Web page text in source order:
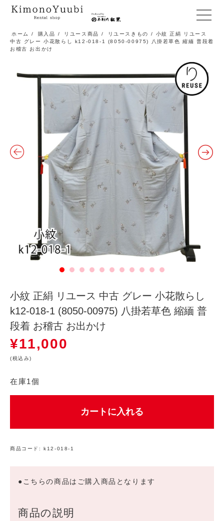
メ
ニ
ュ
開
閉
ホーム / 購入品 / リユース商品 / リユースきもの
/ 小紋 正絹 リユース
中古 グレー 小花散らし k12-018-1 (8050-00975) 八掛若草色 縮緬 普段着
お稽古 お出かけ
小紋 正絹 リユース 中古 グレー 小花散らし
k12-018-1 (8050-00975) 八掛若草色 縮緬 普
段着 お稽古 お出かけ
¥11,000
(税込み)
在庫1個
カートに入れる
商品コード:k12-018-1
●こちらの商品はご購入商品となります
商品の説明